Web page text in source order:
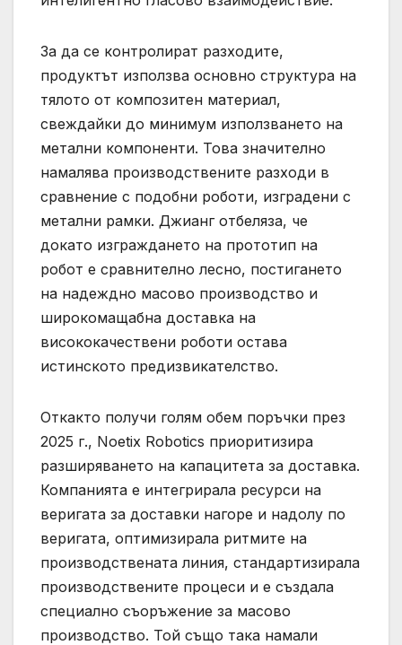
За да се контролират разходите,
продуктът използва основно структура на
тялото от композитен материал,
свеждайки до минимум използването на
метални компоненти. Това значително
намалява производствените разходи в
сравнение с подобни роботи, изградени с
метални рамки. Джианг отбеляза, че
докато изграждането на прототип на
робот е сравнително лесно, постигането
на надеждно масово производство и
широкомащабна доставка на
висококачествени роботи остава
истинското предизвикателство.
Откакто получи голям обем поръчки през
2025 г., Noetix Robotics приоритизира
разширяването на капацитета за доставка.
Компанията е интегрирала ресурси на
веригата за доставки нагоре и надолу по
веригата, оптимизирала ритмите на
производствената линия, стандартизирала
производствените процеси и е създала
специално съоръжение за масово
производство. Той също така намали